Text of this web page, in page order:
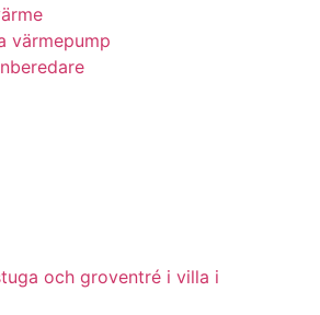
värmepump
och groventré i villa i